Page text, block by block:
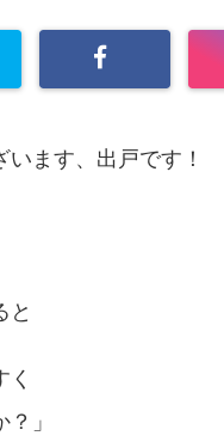
います、出戸です！
と
く
」